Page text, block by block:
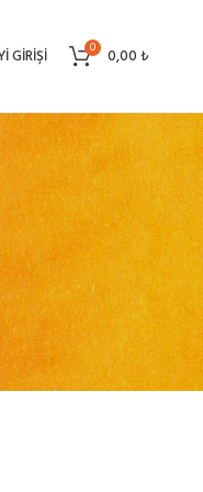
GIRIŞI 0 0,00₺